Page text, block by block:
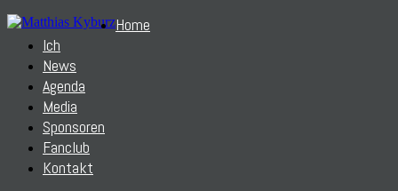
Home
Ich
News
Agenda
Media
Sponsoren
Fanclub
Kontakt